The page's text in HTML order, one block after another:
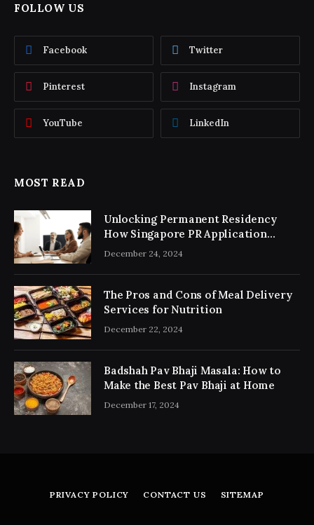
FOLLOW US
Facebook Twitter
Pinterest Instagram
YouTube LinkedIn
MOST READ
Unlocking Permanent Residency
How Singapore PR Application
Consultancy Simplifies the Process
December 24, 2024
The Pros and Cons of Meal Delivery
Services for Nutrition
December 22, 2024
Badshah Pav Bhaji Masala: How to
Make the Best Pav Bhaji at Home
December 17, 2024
PRIVACY POLICY CONTACT US SITEMAP